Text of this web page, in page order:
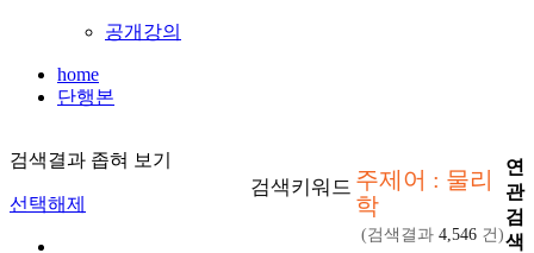
공개강의
home
단행본
검색결과 좁혀 보기
선택해제
검색키워드 주제어 : 물리
학
(검색결과 4,546 건)
연
관
검
색